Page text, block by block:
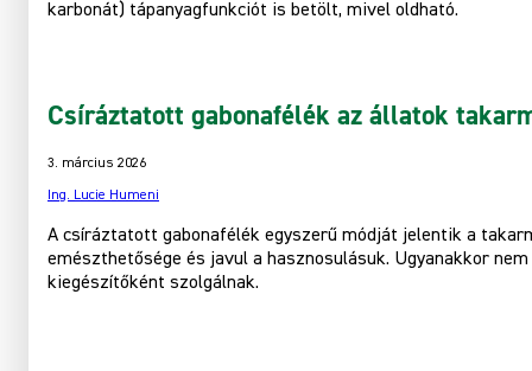
karbonát) tápanyagfunkciót is betölt, mivel oldható.
Csíráztatott gabonafélék az állatok
3. március 2026
Ing. Lucie Humeni
A csíráztatott gabonafélék egyszerű módját jelentik a
emészthetősége és javul a hasznosulásuk. Ugyanakkor
kiegészítőként szolgálnak.